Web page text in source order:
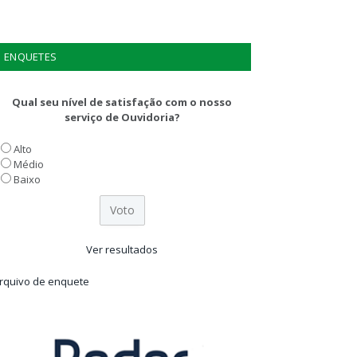
ENQUETES
Qual seu nível de satisfação com o nosso
serviço de Ouvidoria?
Alto
Médio
Baixo
Ver resultados
de enquete